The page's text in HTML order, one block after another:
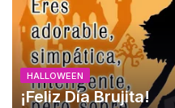
HALLOWEEN
¡Feliz Día Brujita!